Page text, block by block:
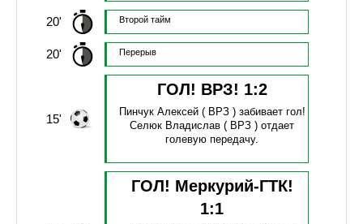
20' Второй тайм
20' Перерыв
15'
ГОЛ! ВРЗ! 1:2
Пинчук Алексей( ВРЗ ) забивает гол!
Селюк Владислав ( ВРЗ )отдает
голевую передачу.
ГОЛ! Меркурий-ГТК!
1:1